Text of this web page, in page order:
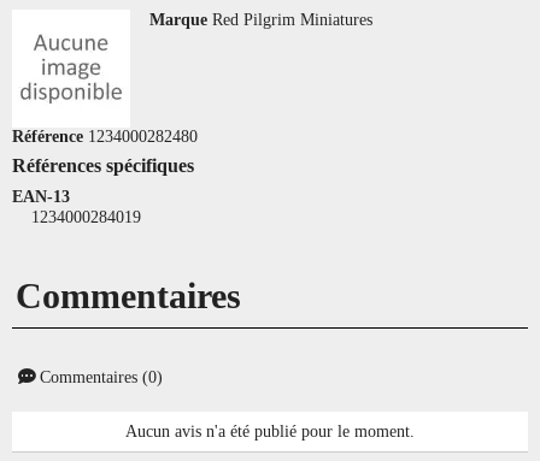
Marque Red Pilgrim Miniatures
Référence 1234000282480
Références spécifiques
EAN-13
1234000284019
Commentaires
Commentaires (0)
Aucun avis n'a été publié pour le moment.